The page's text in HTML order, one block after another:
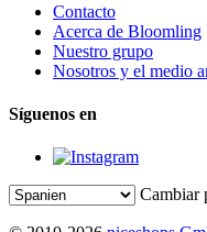
Contacto
Acerca de Bloomling
Nuestro grupo
Nosotros y el medio
Síguenos en
Cambiar